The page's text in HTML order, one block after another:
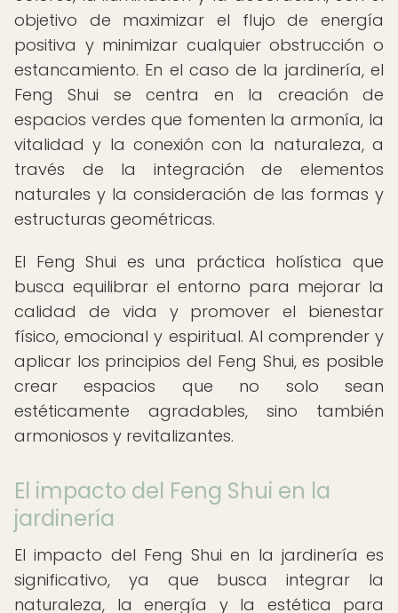
objetivo de maximizar el flujo de energía
positiva y minimizar cualquier obstrucción o
estancamiento. En el caso de la jardinería, el
Feng Shui se centra en la creación de
espacios verdes que fomenten la armonía, la
vitalidad y la conexión con la naturaleza, a
través de la integración de elementos
naturales y la consideración de las formas y
estructuras geométricas.
El Feng Shui es una práctica holística que
busca equilibrar el entorno para mejorar la
calidad de vida y promover el bienestar
físico, emocional y espiritual. Al comprender y
aplicar los principios del Feng Shui, es posible
crear espacios que no solo sean
estéticamente agradables, sino también
armoniosos y revitalizantes.
El impacto del Feng Shui en la
jardinería
El impacto del Feng Shui en la jardinería es
significativo, ya que busca integrar la
naturaleza, la energía y la estética para